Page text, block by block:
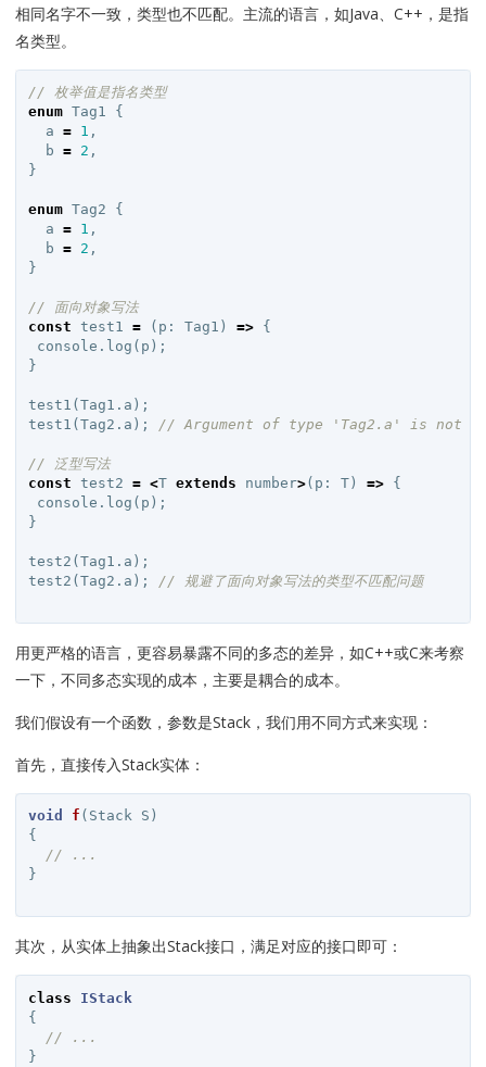
相同名字不一致，类型也不匹配。主流的语言，如Java、C++，是指
名类型。
// 枚举值是指名类型
enum Tag1
{
a
= 1 ,
b
= 2 ,
}
enum Tag2
{
a
= 1 ,
b
= 2 ,
}
// 面向对象写法
const
test1 = ( p : Tag1 ) => {
console . log ( p );
}
test1 (Tag1 . a );
test1 (Tag2 . a ); // Argument of type 'Tag2.a' is not
// 泛型写法
const
test2 = <T extends number>( p : T ) => {
console . log ( p );
}
test2 (Tag1 . a );
test2 (Tag2 . a ); // 规避了面向对象写法的类型不匹配问题
用更严格的语言，更容易暴露不同的多态的差异，如C++或C来考察
一下，不同多态实现的成本，主要是耦合的成本。
我们假设有一个函数，参数是Stack，我们用不同方式来实现：
首先，直接传入Stack实体：
void f ( Stack S )
{
// ...
}
其次，从实体上抽象出Stack接口，满足对应的接口即可：
class
IStack
{
// ...
}